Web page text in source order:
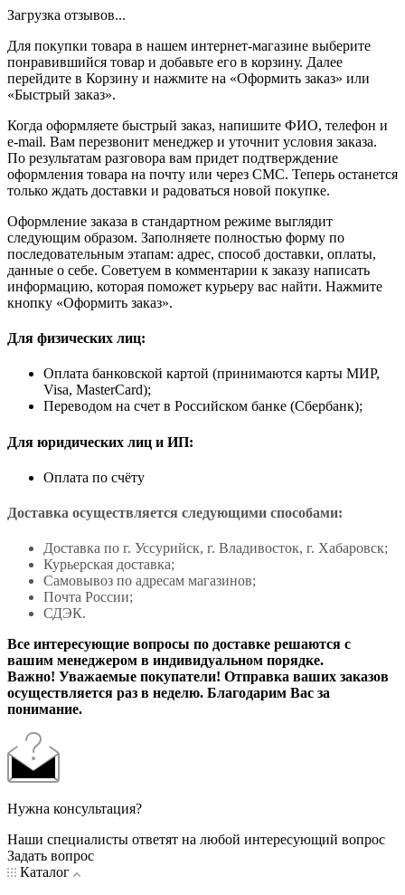
Загрузка отзывов...
Для покупки товара в нашем интернет-магазине выберите
понравившийся товар и добавьте его в корзину. Далее
перейдите в Корзину и нажмите на «Оформить заказ» или
«Быстрый заказ».
Когда оформляете быстрый заказ, напишите ФИО, телефон и
e-mail. Вам перезвонит менеджер и уточнит условия заказа.
По результатам разговора вам придет подтверждение
оформления товара на почту или через СМС. Теперь останется
только ждать доставки и радоваться новой покупке.
Оформление заказа в стандартном режиме выглядит
следующим образом. Заполняете полностью форму по
последовательным этапам: адрес, способ доставки, оплаты,
данные о себе. Советуем в комментарии к заказу написать
информацию, которая поможет курьеру вас найти. Нажмите
кнопку «Оформить заказ».
Для физических лиц:
Оплата банковской картой (принимаются карты МИР,
Visa, MasterCard);
Переводом на счет в Российском банке (Сбербанк);
Для юридических лиц и ИП:
Оплата по счёту
Доставка осуществляется следующими способами:
Доставка по г. Уссурийск, г. Владивосток, г. Хабаровск;
Курьерская доставка;
Самовывоз по адресам магазинов;
Почта России;
СДЭК.
Все интересующие вопросы по доставке решаются с
вашим менеджером в индивидуальном порядке.
Важно! Уважаемые покупатели! Отправка ваших заказов
осуществляется раз в неделю. Благодарим Вас за
понимание.
Нужна консультация?
Наши специалисты ответят на любой интересующий вопрос
Задать вопрос
Каталог